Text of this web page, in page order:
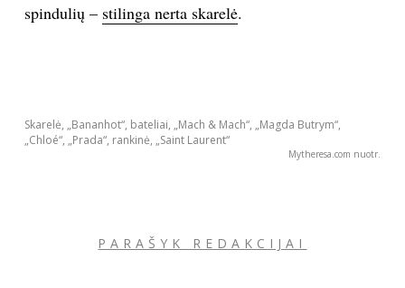
spindulių – stilinga nerta skarelė.
Skarelė, „Bananhot“, bateliai, „Mach & Mach“, „Magda Butrym“,
„Chloé“, „Prada“, rankinė, „Saint Laurent“
Mytheresa.com nuotr.
PARAŠYK REDAKCIJAI